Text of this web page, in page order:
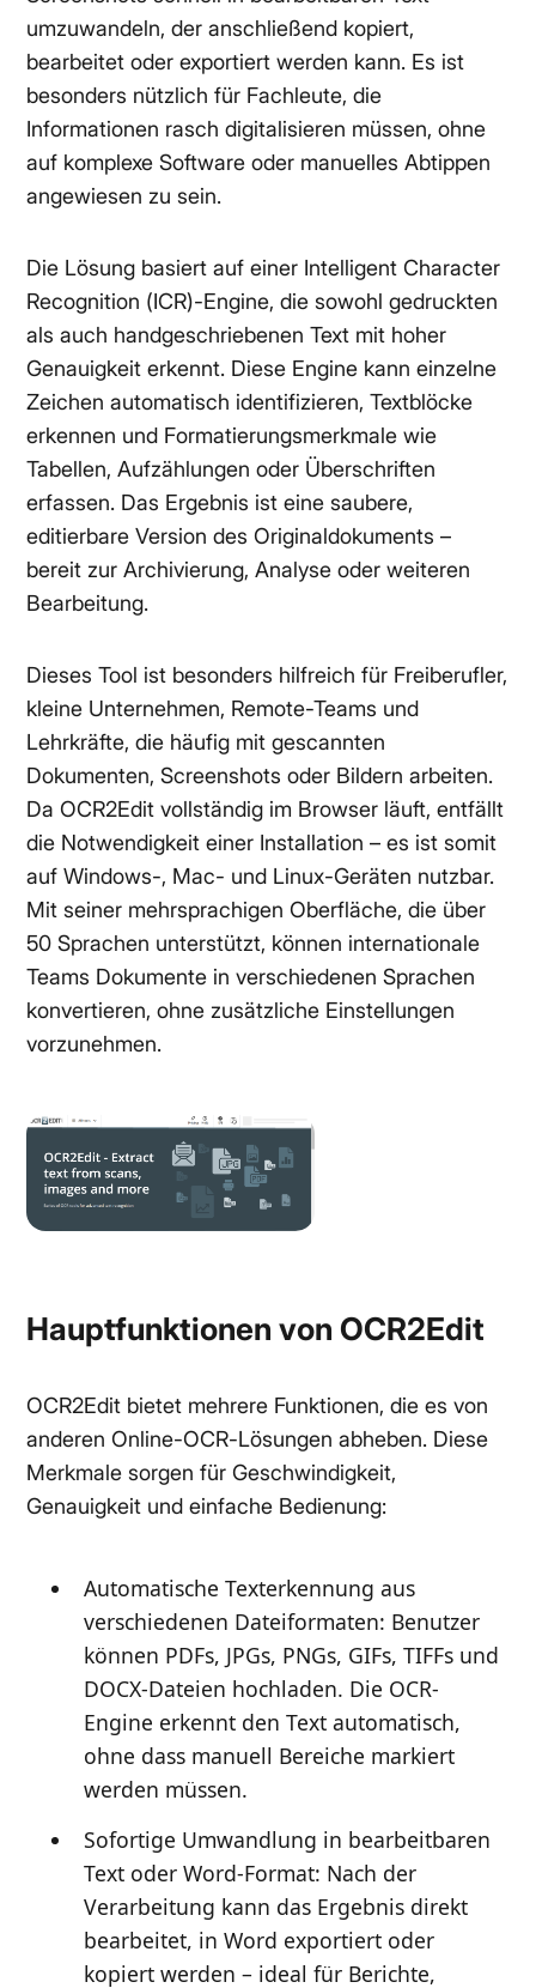
umzuwandeln, der anschließend kopiert,
bearbeitet oder exportiert werden kann. Es ist
besonders nützlich für Fachleute, die
Informationen rasch digitalisieren müssen, ohne
auf komplexe Software oder manuelles Abtippen
angewiesen zu sein.
Die Lösung basiert auf einer Intelligent Character
Recognition (ICR)-Engine, die sowohl gedruckten
als auch handgeschriebenen Text mit hoher
Genauigkeit erkennt. Diese Engine kann einzelne
Zeichen automatisch identifizieren, Textblöcke
erkennen und Formatierungsmerkmale wie
Tabellen, Aufzählungen oder Überschriften
erfassen. Das Ergebnis ist eine saubere,
editierbare Version des Originaldokuments –
bereit zur Archivierung, Analyse oder weiteren
Bearbeitung.
Dieses Tool ist besonders hilfreich für Freiberufler,
kleine Unternehmen, Remote-Teams und
Lehrkräfte, die häufig mit gescannten
Dokumenten, Screenshots oder Bildern arbeiten.
Da OCR2Edit vollständig im Browser läuft, entfällt
die Notwendigkeit einer Installation – es ist somit
auf Windows-, Mac- und Linux-Geräten nutzbar.
Mit seiner mehrsprachigen Oberfläche, die über
50 Sprachen unterstützt, können internationale
Teams Dokumente in verschiedenen Sprachen
konvertieren, ohne zusätzliche Einstellungen
vorzunehmen.
Hauptfunktionen von OCR2Edit
OCR2Edit bietet mehrere Funktionen, die es von
anderen Online-OCR-Lösungen abheben. Diese
Merkmale sorgen für Geschwindigkeit,
Genauigkeit und einfache Bedienung:
Automatische Texterkennung aus
verschiedenen Dateiformaten: Benutzer
können PDFs, JPGs, PNGs, GIFs, TIFFs und
DOCX-Dateien hochladen. Die OCR-
Engine erkennt den Text automatisch,
ohne dass manuell Bereiche markiert
werden müssen.
Sofortige Umwandlung in bearbeitbaren
Text oder Word-Format: Nach der
Verarbeitung kann das Ergebnis direkt
bearbeitet, in Word exportiert oder
kopiert werden – ideal für Berichte,